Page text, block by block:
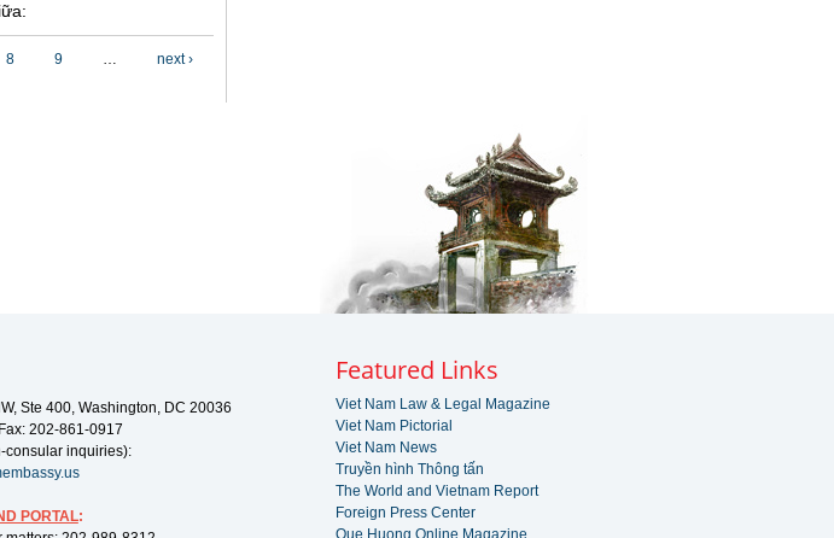
8 9 …
next ›
Ste 400, Washington, DC 20036
202-861-0917
consular inquiries):
PORTAL:
Featured Links
Viet Nam Law & Legal Magazine
Viet Nam Pictorial
Viet Nam News
Truyền hình Thông tấn
The World and Vietnam Report
Foreign Press Center
Que Huong Online Magazine